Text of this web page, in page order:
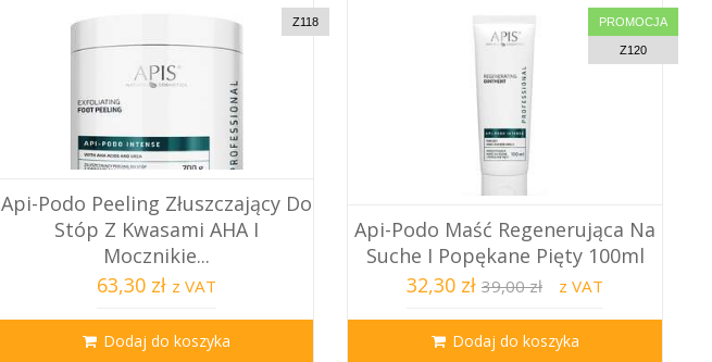
Z118
Api-Podo Peeling Złuszczający Do
Stóp Z Kwasami AHA I
Mocznikie...
63,30 zł z VAT
Dodaj do koszyka
PROMOCJA
Z120
Api-Podo Maść Regenerująca Na
Suche I Popękane Pięty 100ml
32,30 zł 39,00 zł z VAT
Dodaj do koszyka